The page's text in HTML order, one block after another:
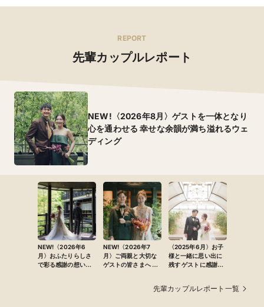
REPORT
先輩カップルレポート
NEW!〈2026年8月〉ゲストを一体となり
心を通わせる 幸せな余韻が満ち溢れるウェ
ディング
NEW!〈2026年6
月〉おふたりらしさ
で彩る感謝の想いと
NEW!〈2026年7
月〉ご両親と大切な
ゲストの皆さまへ 心
〈2025年6月〉お子
様と一緒に思い出に
残す ゲストに感謝を
先輩カップルレポート一覧